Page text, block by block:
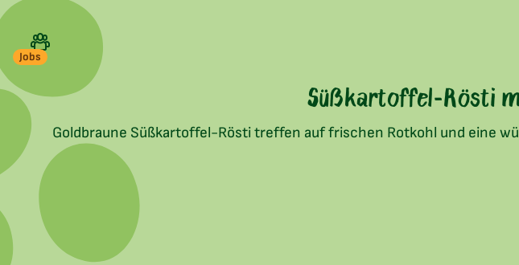
Jobs
Süßkartoffel-Rösti
Goldbraune Süßkartoffel-Rösti treffen auf frischen Rotkohl und eine